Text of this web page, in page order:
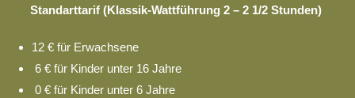
Standarttarif (Klassik-Wattführung 2 – 2 1/2 Stunden)
12 € für Erwachsene
6 € für Kinder unter 16 Jahre
0 € für Kinder unter 6 Jahre